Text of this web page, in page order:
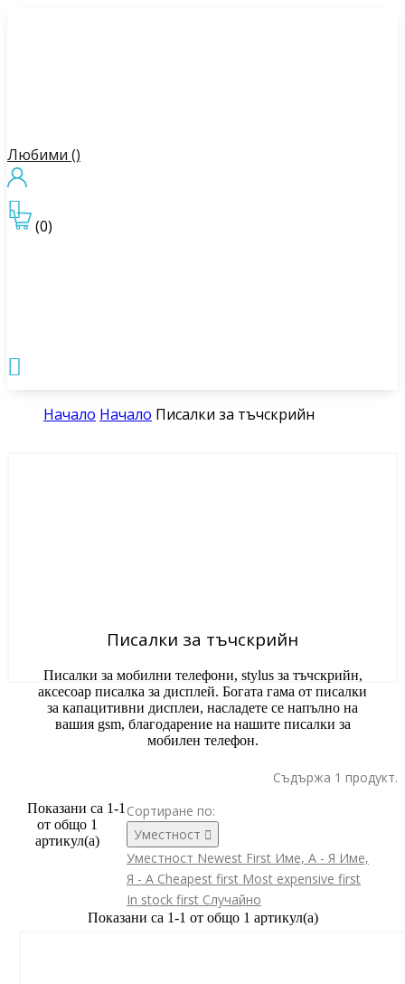
Любими ()
(0)


Начало Начало Писалки за тъчскрийн
Писалки за тъчскрийн
Писалки за мобилни телефони, stylus за тъчскрийн,
аксесоар писалка за дисплей. Богата гама от писалки
за капацитивни дисплеи, насладете се напълно на
вашия gsm, благодарение на нашите писалки за
мобилен телефон.
Съдържа 1 продукт.
Сортиране по:
Уместност 
Уместност Newest First Име, А - Я Име,
Я - А Cheapest first Most expensive first
In stock first Случайно
Показани са 1-1 от общо 1 артикул(а)
Показани са 1-1
от общо 1
артикул(а)